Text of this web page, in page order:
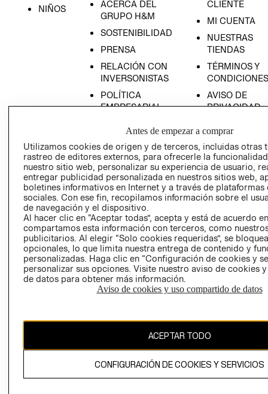
NIÑOS
ACERCA DEL
GRUPO H&M
SOSTENIBILIDAD
PRENSA
RELACIÓN CON
INVERSONISTAS
POLÍTICA
EMPRESARIAL
CLIENTE
MI CUENTA
NUESTRAS
TIENDAS
TÉRMINOS Y
CONDICIONES
AVISO DE
PRIVACIDAD
COOKIES
LIBRO DE
Ecuador ($)
CAMBIAR REGIÓN
El contenido de esta página web está protegido por copyright y es
propiedad de H&M Hennes & Mauritz AB.
Antes de empezar a comprar
Utilizamos cookies de origen y de terceros, incluidas otras
rastreo de editores externos, para ofrecerle la
nuestro sitio web, personalizar su experiencia de usuario,
entregar publicidad personalizada en nuestros sitios web,
boletines informativos en Internet y a través de plataformas
sociales. Con ese fin, recopilamos información sobre el
de navegación y el dispositivo.
Al hacer clic en “Aceptar todas”, acepta y está de acuerdo
compartamos esta información con terceros, como
publicitarios. Al elegir “Solo cookies requeridas”, se
opcionales, lo que limita nuestra entrega de contenido y
personalizadas. Haga clic en “Configuración de cookies y
personalizar sus opciones. Visite nuestro aviso de cookies
de datos para obtener más información.
Aviso de cookies y uso compartido de datos
ACEPTAR TODO
CONFIGURACIÓN DE COOKIES Y SERVICIOS